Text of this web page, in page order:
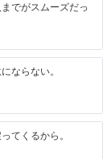
でがスムーズだっ
ならない。
てくるから。